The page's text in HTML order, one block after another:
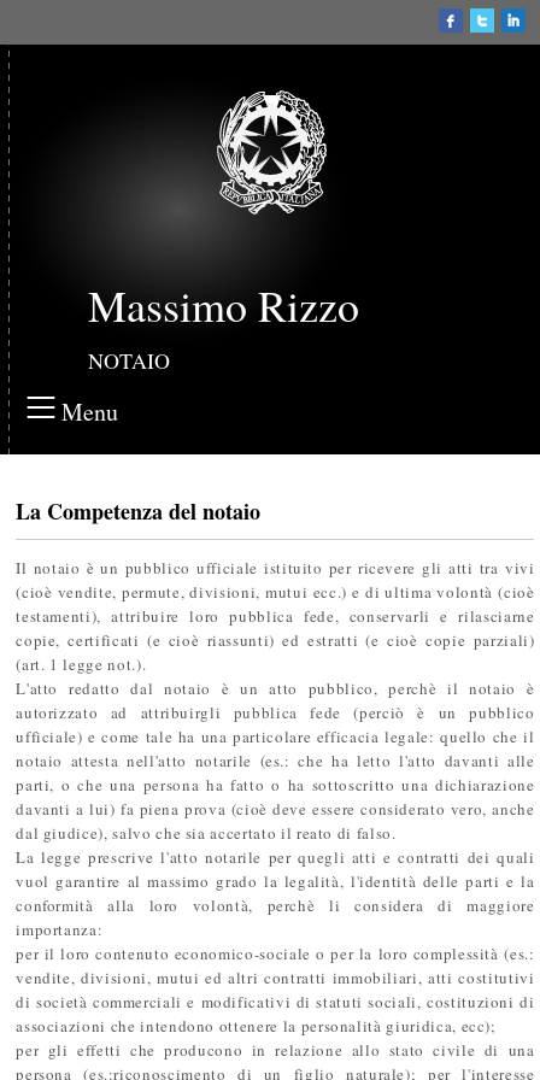
Massimo Rizzo
NOTAIO
Menu
La Competenza del notaio
Il notaio è un pubblico ufficiale istituito per ricevere gli atti tra vivi
(cioè vendite, permute, divisioni, mutui ecc.) e di ultima volontà (cioè
testamenti), attribuire loro pubblica fede, conservarli e rilasciarne
copie, certificati (e cioè riassunti) ed estratti (e cioè copie parziali)
(art. 1 legge not.).
L'atto redatto dal notaio è un atto pubblico, perchè il notaio è
autorizzato ad attribuirgli pubblica fede (perciò è un pubblico
ufficiale) e come tale ha una particolare efficacia legale: quello che il
notaio attesta nell'atto notarile (es.: che ha letto l'atto davanti alle
parti, o che una persona ha fatto o ha sottoscritto una dichiarazione
davanti a lui) fa piena prova (cioè deve essere considerato vero, anche
dal giudice), salvo che sia accertato il reato di falso.
La legge prescrive l'atto notarile per quegli atti e contratti dei quali
vuol garantire al massimo grado la legalità, l'identità delle parti e la
conformità alla loro volontà, perchè li considera di maggiore
importanza:
per il loro contenuto economico-sociale o per la loro complessità (es.:
vendite, divisioni, mutui ed altri contratti immobiliari, atti costitutivi
di società commerciali e modificativi di statuti sociali, costituzioni di
associazioni che intendono ottenere la personalità giuridica, ecc);
per gli effetti che producono in relazione allo stato civile di una
persona (es.:riconoscimento di un figlio naturale); per l'interesse